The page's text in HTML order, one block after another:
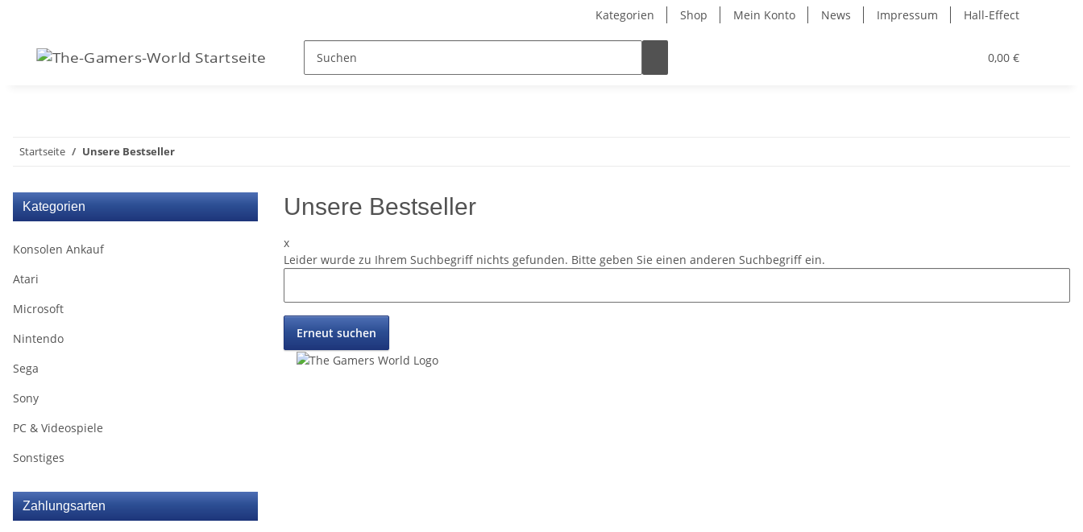
Kategorien Shop Mein Konto News Impressum Hall-Effect
0,00 €
Startseite Unsere Bestseller
Unsere Bestseller
x
Leider wurde zu Ihrem Suchbegriff nichts gefunden. Bitte geben Sie einen anderen Suchbegriff ein.
Erneut suchen
Kategorien
Konsolen Ankauf
Atari
Microsoft
Nintendo
Sega
Sony
PC & Videospiele
Sonstiges
Zahlungsarten